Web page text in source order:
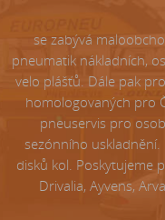
se zabývá
pneumatik nákladních,
velo plášťů. Dále pak
homologovaných pro
pneuservis pro
sezónního
disků kol. Poskytujeme
Drivalia, Ayvens,